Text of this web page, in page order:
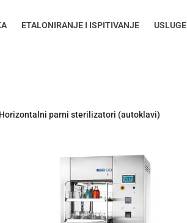
ETALONIRANJE I ISPITIVANJE USLUGE
Horizontalni parni sterilizatori (autoklavi)